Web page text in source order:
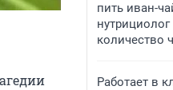
пить иван-
количество
Работает в